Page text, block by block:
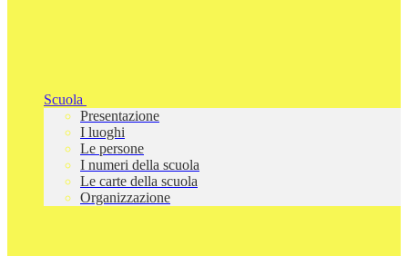
Scuola
Presentazione
I luoghi
Le persone
I numeri della scuola
Le carte della scuola
Organizzazione